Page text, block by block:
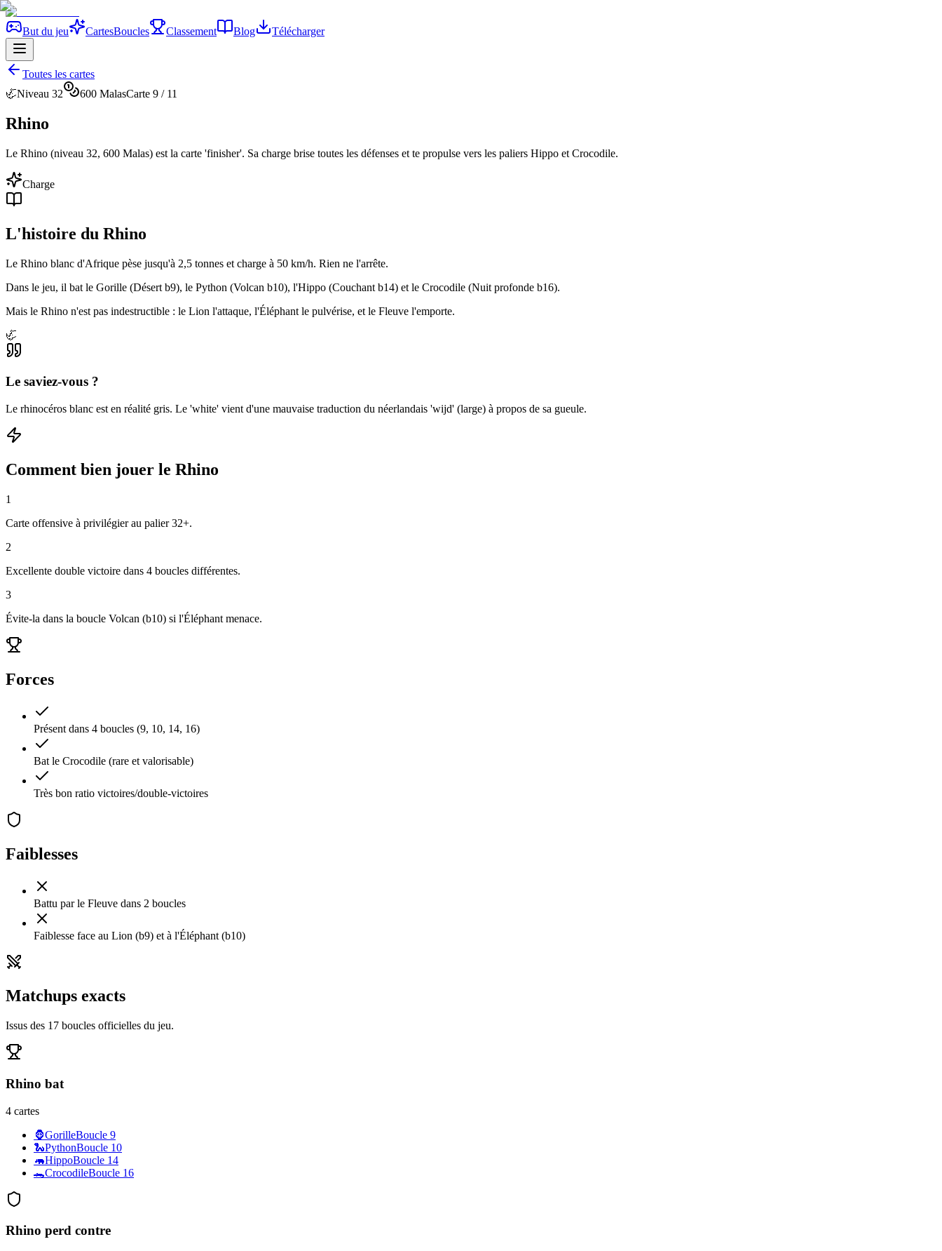
But du jeu CartesBoucles Classement Blog Télécharger
Toutes les cartes
🦏Niveau 32 600 MalasCarte 9 / 11
Rhino
Le Rhino (niveau 32, 600 Malas) est la carte 'finisher'. Sa charge brise toutes les défenses et te propulse vers les paliers Hippo et Crocodile.
Charge
L'histoire du Rhino
Le Rhino blanc d'Afrique pèse jusqu'à 2,5 tonnes et charge à 50 km/h. Rien ne l'arrête.
Dans le jeu, il bat le Gorille (Désert b9), le Python (Volcan b10), l'Hippo (Couchant b14) et le Crocodile (Nuit profonde b16).
Mais le Rhino n'est pas indestructible : le Lion l'attaque, l'Éléphant le pulvérise, et le Fleuve l'emporte.
🦏
Le saviez-vous ?
Le rhinocéros blanc est en réalité gris. Le 'white' vient d'une mauvaise traduction du néerlandais 'wijd' (large) à propos de sa gueule.
Comment bien jouer le Rhino
1
Carte offensive à privilégier au palier 32+.
2
Excellente double victoire dans 4 boucles différentes.
3
Évite-la dans la boucle Volcan (b10) si l'Éléphant menace.
Forces
Présent dans 4 boucles (9, 10, 14, 16)
Bat le Crocodile (rare et valorisable)
Très bon ratio victoires/double-victoires
Faiblesses
Battu par le Fleuve dans 2 boucles
Faiblesse face au Lion (b9) et à l'Éléphant (b10)
Matchups exacts
Issus des 17 boucles officielles du jeu.
Rhino bat
4 cartes
🦍GorilleBoucle 9
🐍PythonBoucle 10
🦛HippoBoucle 14
🐊CrocodileBoucle 16
Rhino perd contre